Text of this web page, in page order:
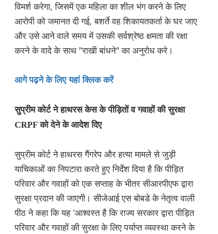
विमर्श करेगा, जिसमें एक महिला का शील भंग करने के लिए
आरोपी को जमानत दी गई, बशर्ते वह शिकायतकर्ता के घर जाए
और उसे आने वाले समय में उसकी सर्वश्रेष्ठ क्षमता की रक्षा
करने के वादे के साथ "राखी बांधने" का अनुरोध करे।
आगे पढ़ने के लिए यहां क्लिक करें
सुप्रीम कोर्ट ने हाथरस केस के पीड़ितों व गवाहों की सुरक्षा
CRPF को देने के आदेश दिए
सुप्रीम कोर्ट ने हाथरस गैंगरेप और हत्या मामले से जुड़ी
याचिकाओं का निपटारा करते हुए निर्देश दिया है कि पीड़ित
परिवार और गवाहों को एक सप्ताह के भीतर सीआरपीएफ द्वारा
सुरक्षा प्रदान की जाएगी। सीजेआई एस बोबडे के नेतृत्व वाली
पीठ ने कहा कि यह 'आश्वस्त है कि राज्य सरकार द्वारा पीड़ित
परिवार और गवाहों की सुरक्षा के लिए पर्याप्त व्यवस्था करने के